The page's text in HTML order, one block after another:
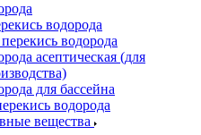
водорода
водорода
асептическая (для
для бассейна
водорода
вещества